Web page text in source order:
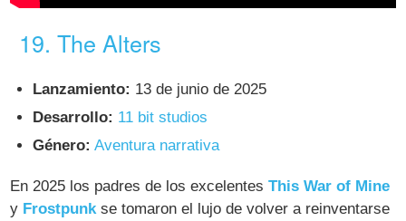
19. The Alters
Lanzamiento: 13 de junio de 2025
Desarrollo: 11 bit studios
Género: Aventura narrativa
En 2025 los padres de los excelentesThis War of Mine
y Frostpunkse tomaron el lujo de volver a reinventarse